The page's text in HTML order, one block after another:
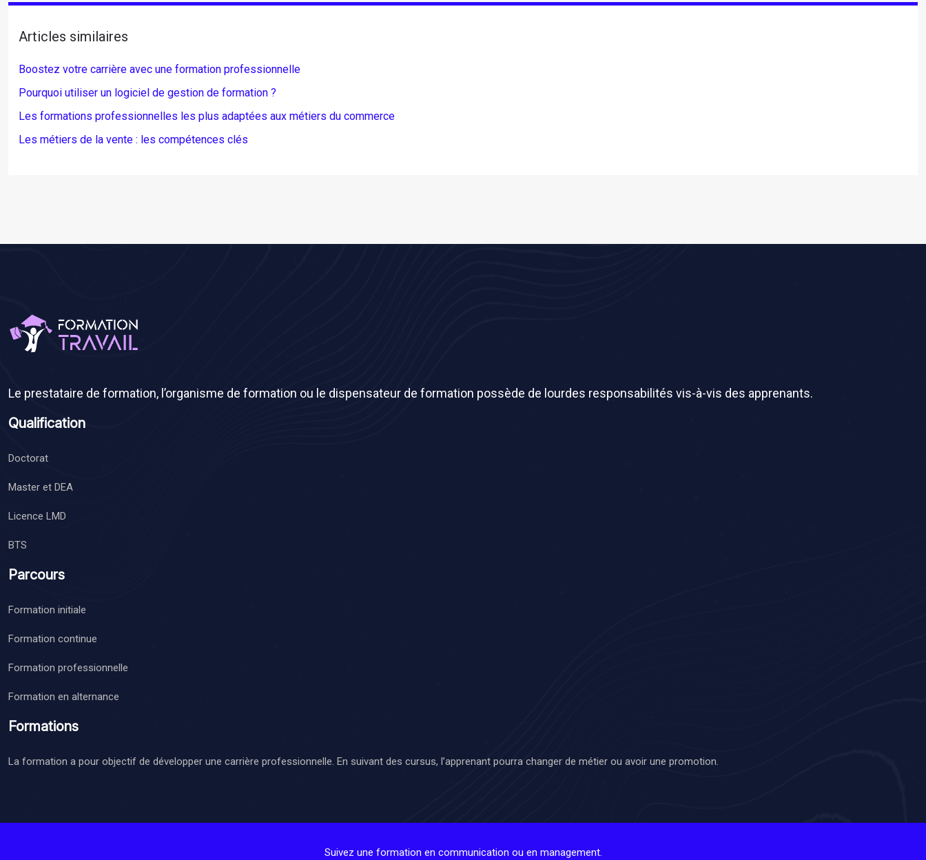
Articles similaires
Boostez votre carrière avec une formation professionnelle
Pourquoi utiliser un logiciel de gestion de formation ?
Les formations professionnelles les plus adaptées aux métiers du commerce
Les métiers de la vente : les compétences clés
Le prestataire de formation, l’organisme de formation ou le dispensateur de formation possède de lourdes responsabilités vis-à-vis des apprenants.
Qualification
Doctorat
Master et DEA
Licence LMD
BTS
Parcours
Formation initiale
Formation continue
Formation professionnelle
Formation en alternance
Formations
La formation a pour objectif de développer une carrière professionnelle. En suivant des cursus, l’apprenant pourra changer de métier ou avoir une promotion.
Suivez une formation en communication ou en management.